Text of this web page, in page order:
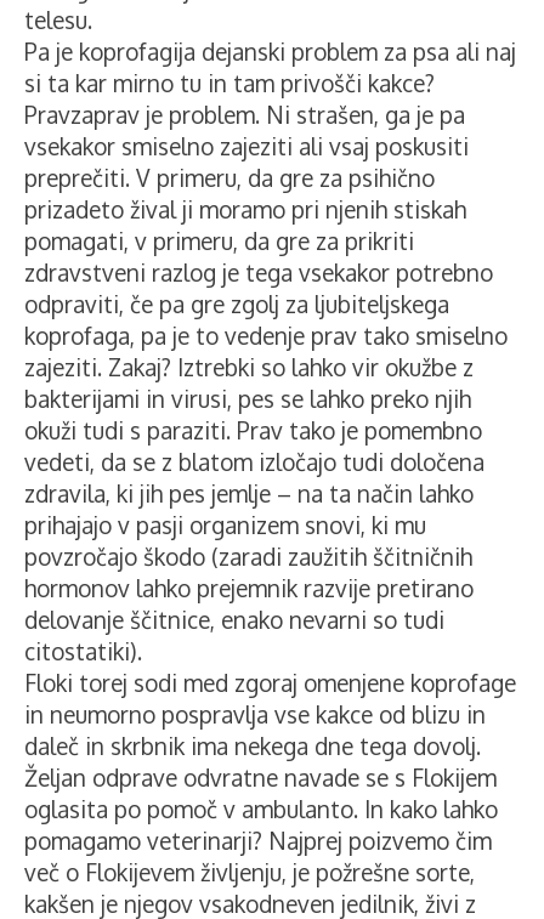
telesu.
Pa je koprofagija dejanski problem za psa ali naj
si ta kar mirno tu in tam privošči kakce?
Pravzaprav je problem. Ni strašen, ga je pa
vsekakor smiselno zajeziti ali vsaj poskusiti
preprečiti. V primeru, da gre za psihično
prizadeto žival ji moramo pri njenih stiskah
pomagati, v primeru, da gre za prikriti
zdravstveni razlog je tega vsekakor potrebno
odpraviti, če pa gre zgolj za ljubiteljskega
koprofaga, pa je to vedenje prav tako smiselno
zajeziti. Zakaj? Iztrebki so lahko vir okužbe z
bakterijami in virusi, pes se lahko preko njih
okuži tudi s paraziti. Prav tako je pomembno
vedeti, da se z blatom izločajo tudi določena
zdravila, ki jih pes jemlje – na ta način lahko
prihajajo v pasji organizem snovi, ki mu
povzročajo škodo (zaradi zaužitih ščitničnih
hormonov lahko prejemnik razvije pretirano
delovanje ščitnice, enako nevarni so tudi
citostatiki).
Floki torej sodi med zgoraj omenjene koprofage
in neumorno pospravlja vse kakce od blizu in
daleč in skrbnik ima nekega dne tega dovolj.
Željan odprave odvratne navade se s Flokijem
oglasita po pomoč v ambulanto. In kako lahko
pomagamo veterinarji? Najprej poizvemo čim
več o Flokijevem življenju, je požrešne sorte,
kakšen je njegov vsakodneven jedilnik, živi z